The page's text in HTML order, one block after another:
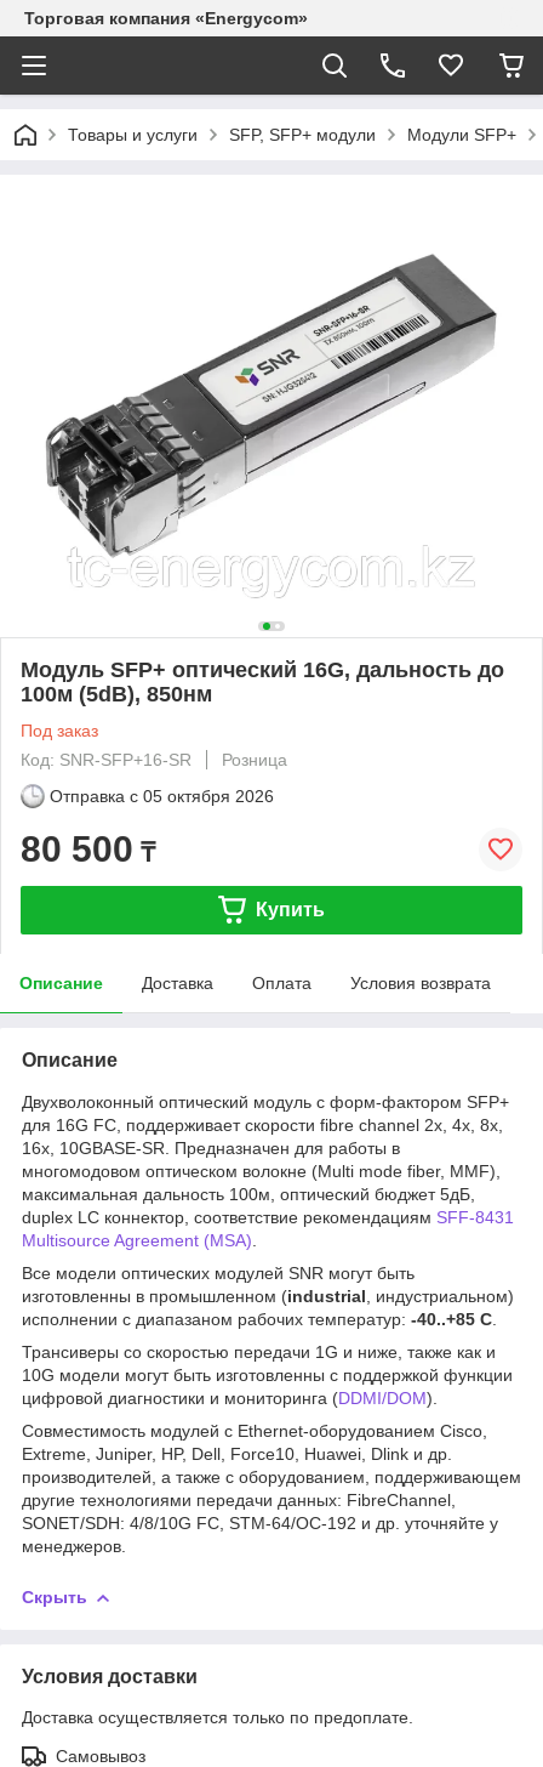
Торговая компания «Energycom»
Товары и услуги SFP, SFP+ модули Модули SFP+
Модуль SFP+ оптический 16G, дальность до
100м (5dB), 850нм
Под заказ
Код: SNR-SFP+16-SR
Розница
Отправка с 05 октября 2026
80 500 ₸
Купить
Описание Доставка Оплата Условия возврата
Описание
Двухволоконный оптический модуль с форм-фактором SFP+
для 16G FC, поддерживает скорости fibre channel 2x, 4x, 8x,
16x, 10GBASE-SR. Предназначен для работы в
многомодовом оптическом волокне (Multi mode fiber, MMF),
максимальная дальность 100м, оптический бюджет 5дБ,
duplex LC коннектор, соответствие рекомендациям SFF-8431
Multisource Agreement (MSA)
Все модели оптических модулей SNR могут быть
изготовленны в промышленном (industrial , индустриальном)
исполнении с диапазаном рабочих температур: -40..+85 С
Трансиверы со скоростью передачи 1G и ниже, также как и
10G модели могут быть изготовленны с поддержкой функции
цифровой диагностики и мониторинга (DDMI/DOM).
Совместимость модулей с Ethernet-оборудованием Cisco,
Extreme, Juniper, HP, Dell, Force10, Huawei, Dlink и др.
производителей, а также с оборудованием, поддерживающем
другие технологиями передачи данных: FibreChannel,
SONET/SDH: 4/8/10G FC, STM-64/OC-192 и др. уточняйте у
менеджеров.
Скрыть
Условия доставки
Доставка осуществляется только по предоплате.
Самовывоз